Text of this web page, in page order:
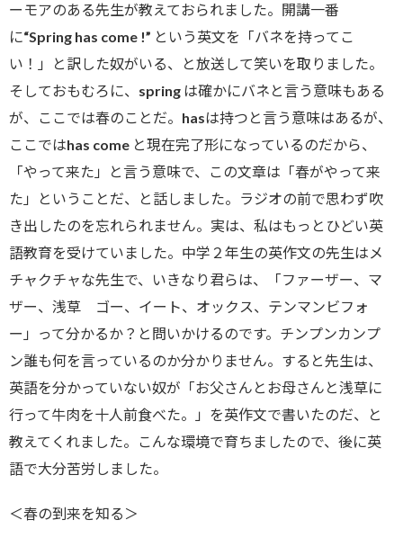
ーモアのある先生が教えておられました。開講一番
に“Spring has come !” という英文を「バネを持ってこ
い！」と訳した奴がいる、と放送して笑いを取りました。
そしておもむろに、spring は確かにバネと言う意味もある
が、ここでは春のことだ。hasは持つと言う意味はあるが、
ここではhas come と現在完了形になっているのだから、
「やって来た」と言う意味で、この文章は「春がやって来
た」ということだ、と話しました。ラジオの前で思わず吹
き出したのを忘れられません。実は、私はもっとひどい英
語教育を受けていました。中学２年生の英作文の先生はメ
チャクチャな先生で、いきなり君らは、「ファーザー、マ
ザー、浅草 ゴー、イート、オックス、テンマンビフォ
ー」って分かるか？と問いかけるのです。チンプンカンプ
ン誰も何を言っているのか分かりません。すると先生は、
英語を分かっていない奴が「お父さんとお母さんと浅草に
行って牛肉を十人前食べた。」を英作文で書いたのだ、と
教えてくれました。こんな環境で育ちましたので、後に英
語で大分苦労しました。
＜春の到来を知る＞